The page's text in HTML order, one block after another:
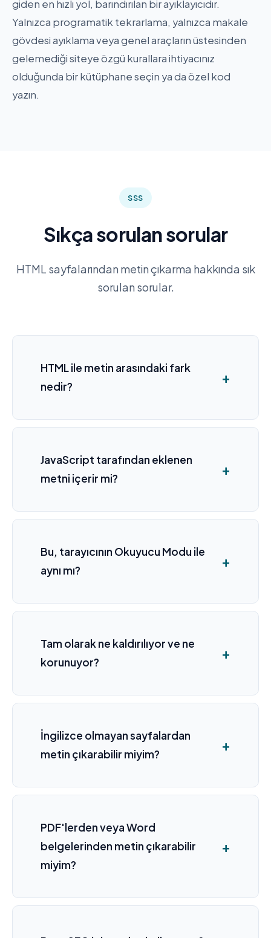
giden en hızlı yol, barındırılan bir ayıklayıcıdır.
Yalnızca programatik tekrarlama, yalnızca makale
gövdesi ayıklama veya genel araçların üstesinden
gelemediği siteye özgü kurallara ihtiyacınız
olduğunda bir kütüphane seçin ya da özel kod
yazın.
SSS
Sıkça sorulan sorular
HTML sayfalarından metin çıkarma hakkında sık
sorulan sorular.
HTML ile metin arasındaki fark
nedir?
JavaScript tarafından eklenen
metni içerir mi?
Bu, tarayıcının Okuyucu Modu ile
aynı mı?
Tam olarak ne kaldırılıyor ve ne
korunuyor?
İngilizce olmayan sayfalardan
metin çıkarabilir miyim?
PDF'lerden veya Word
belgelerinden metin çıkarabilir
miyim?